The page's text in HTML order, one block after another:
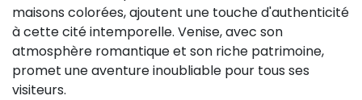
maisons colorées, ajoutent une touche d'authenticité
à cette cité intemporelle. Venise, avec son
atmosphère romantique et son riche patrimoine,
promet une aventure inoubliable pour tous ses
visiteurs.